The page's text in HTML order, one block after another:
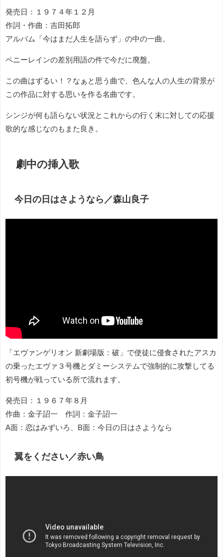
発売日：１９７４年１２月
作詞・作曲：吉田拓郎
アルバム「今はまだ人生を語らず」の中の一曲。
ペニーレインの差別用語の件で今だに廃盤。
この曲はずるい！？なぁと思う曲で、色んな人の人生の背景が
この作品に対する思いを作る名曲です。
シンジが何も語らない状況とこれからの行く末に対しての応援
歌的な感じなのもまた良き。
劇中の挿入歌
今日の日はさようなら／森山良子
「エヴァンゲリオン 新劇場版：破」で使徒に侵食されたアスカ
の乗ったエヴァ３号機とダミーシステムで強制的に攻撃してる
初号機が戦っている所で流れます。
発売日：１９６７年８月
作曲： 金子詔一 作詞：金子詔一
A面：恋はみずいろ、B面：今日の日はさようなら
翼をください／赤い鳥